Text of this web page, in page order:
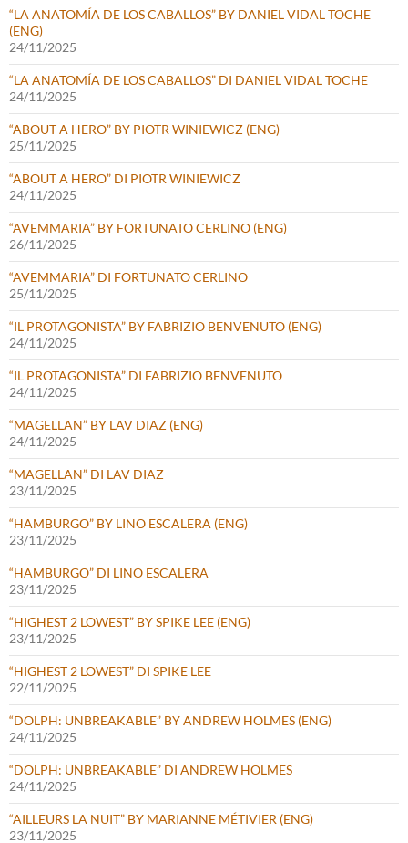
“LA ANATOMÍA DE LOS CABALLOS” BY DANIEL VIDAL TOCHE
(ENG)
24/11/2025
“LA ANATOMÍA DE LOS CABALLOS” DI DANIEL VIDAL TOCHE
24/11/2025
“ABOUT A HERO” BY PIOTR WINIEWICZ (ENG)
25/11/2025
“ABOUT A HERO” DI PIOTR WINIEWICZ
24/11/2025
“AVEMMARIA” BY FORTUNATO CERLINO (ENG)
26/11/2025
“AVEMMARIA” DI FORTUNATO CERLINO
25/11/2025
“IL PROTAGONISTA” BY FABRIZIO BENVENUTO (ENG)
24/11/2025
“IL PROTAGONISTA” DI FABRIZIO BENVENUTO
24/11/2025
“MAGELLAN” BY LAV DIAZ (ENG)
24/11/2025
“MAGELLAN” DI LAV DIAZ
23/11/2025
“HAMBURGO” BY LINO ESCALERA (ENG)
23/11/2025
“HAMBURGO” DI LINO ESCALERA
23/11/2025
“HIGHEST 2 LOWEST” BY SPIKE LEE (ENG)
23/11/2025
“HIGHEST 2 LOWEST” DI SPIKE LEE
22/11/2025
“DOLPH: UNBREAKABLE” BY ANDREW HOLMES (ENG)
24/11/2025
“DOLPH: UNBREAKABLE” DI ANDREW HOLMES
24/11/2025
“AILLEURS LA NUIT” BY MARIANNE MÉTIVIER (ENG)
23/11/2025